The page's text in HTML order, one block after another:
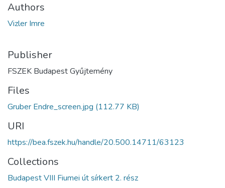
Authors
Vizler Imre
Publisher
FSZEK Budapest Gyűjtemény
Files
Gruber Endre_screen.jpg (112.77 KB)
URI
https://bea.fszek.hu/handle/20.500.14711/63123
Collections
Budapest VIII Fiumei út sírkert 2. rész